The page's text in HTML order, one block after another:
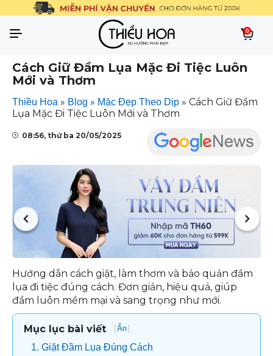
0
Cách Giữ Đầm Lụa Mặc Đi Tiệc Luôn
Mới và Thơm
Thiều Hoa » Blog » Mặc Đẹp Theo Dịp » Cách Giữ Đầm
Lụa Mặc Đi Tiệc Luôn Mới và Thơm
08:56, thứ ba 20/05/2025
Hướng dẫn cách giặt, làm thơm và bảo quản đầm
lụa đi tiệc đúng cách. Đơn giản, hiệu quả, giúp
đầm luôn mềm mại và sang trọng như mới.
Mục lục bài viết [Ẩn]
1. Giặt Đầm Lụa Đúng Cách